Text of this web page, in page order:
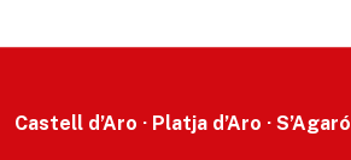
Castell d’Aro · Platja d’Aro · S’Agaró